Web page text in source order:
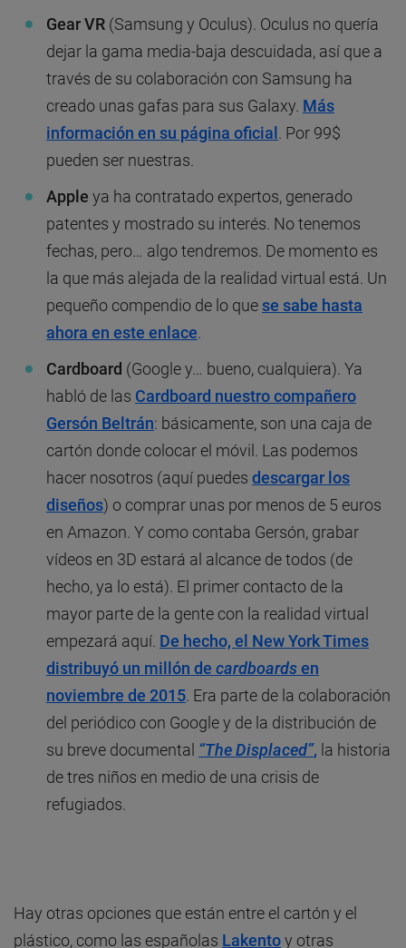
Gear VR (Samsung y Oculus). Oculus no quería
dejar la gama media-baja descuidada, así que a
través de su colaboración con Samsung ha
creado unas gafas para sus Galaxy. Más
información en su página oficial . Por 99$
pueden ser nuestras.
Apple ya ha contratado expertos, generado
patentes y mostrado su interés. No tenemos
fechas, pero… algo tendremos. De momento es
la que más alejada de la realidad virtual está. Un
pequeño compendio de lo quese sabe hasta
ahora en este enlace.
Cardboard (Google y… bueno, cualquiera). Ya
habló de las Cardboard nuestro compañero
Gersón Beltrán: básicamente, son una caja de
cartón donde colocar el móvil. Las podemos
hacer nosotros (aquí puedes descargar los
diseños) o comprar unas por menos de 5 euros
en Amazon. Y como contaba Gersón, grabar
vídeos en 3D estará al alcance de todos (de
hecho, ya lo está). El primer contacto de la
mayor parte de la gente con la realidad virtual
empezará aquí. De hecho, el New York Times
distribuyó un millón de cardboardsen
noviembre de 2015. Era parte de la colaboración
del periódico con Google y de la distribución de
su breve documental “The Displaced”, la historia
de tres niños en medio de una crisis de
refugiados.
Hay otras opciones que están entre el cartón y el
plástico, como las españolas Lakentoy otras